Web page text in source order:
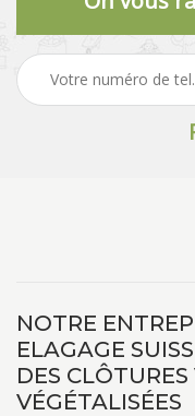
NOTRE
ELAGAGE
DES
VÉGÉTALISÉES